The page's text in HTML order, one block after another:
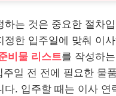
하는 것은 중요한 절차
정한 입주일에 맞춰 이
비물 리스트를 작성하
주일 전 전에 필요한 물
다. 입주할 때는 이사 연